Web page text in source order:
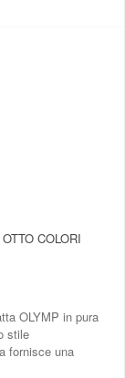
COLORI
OLYMP in pura
stile
fornisce una